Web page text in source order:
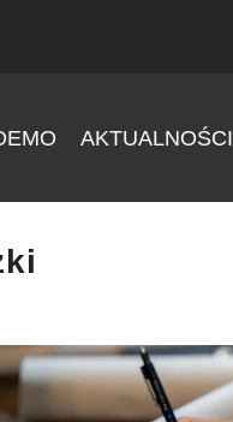
AKTUALNOŚCI